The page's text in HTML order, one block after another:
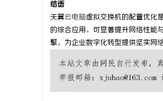
结语
天翼云电脑虚拟交换机的配置优化
的综合应用，可显著提升网络性能
擎，为企业数字化转型提供坚实网络